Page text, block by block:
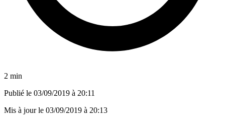
2 min
Publié le 03/09/2019 à 20:11
Mis à jour le 03/09/2019 à 20:13